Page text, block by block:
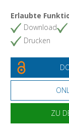
Erlaubte
Download
Drucken
ZU